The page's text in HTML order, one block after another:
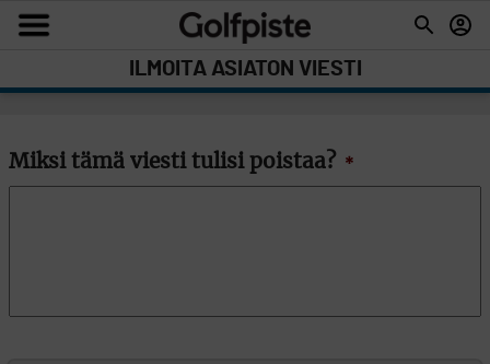
ILMOITA ASIATON VIESTI
Miksi tämä viesti tulisi poistaa? *